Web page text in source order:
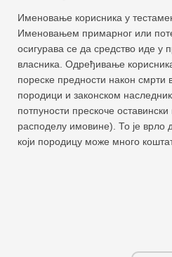
Именовање корисника у
Именовањем примарног или
осигурава се да средство иде у
власника. Одређивање
пореске предности након смрти
породици и законском
потпуности прескоче оставински
расподелу имовине). То је врло
који породицу може много